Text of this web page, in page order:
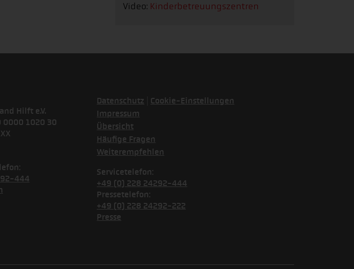
Video: Kinderbetreuungszentren
Hilft e.V.
0000 1020 30
444
Datenschutz
Cookie-Einstellungen
Impressum
Übersicht
Häufige Fragen
Weiterempfehlen
Servicetelefon:
+49 (0) 228 24292-444
Pressetelefon:
+49 (0) 228 24292-222
Presse